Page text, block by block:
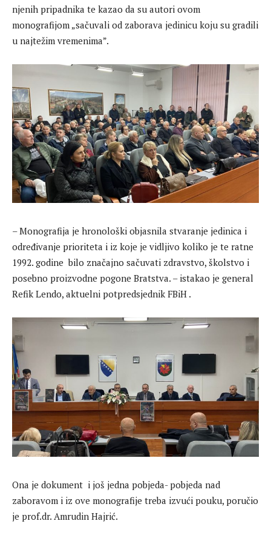
njenih pripadnika te kazao da su autori ovom
monografijom „sačuvali od zaborava jedinicu koju su gradili
u najtežim vremenima”.
– Monografija je hronološki objasnila stvaranje jedinica i
određivanje prioriteta i iz koje je vidljivo koliko je te ratne
1992. godine bilo značajno sačuvati zdravstvo, školstvo i
posebno proizvodne pogone Bratstva. – istakao je general
Refik Lendo, aktuelni potpredsjednik FBiH .
Ona je dokument i još jedna pobjeda- pobjeda nad
zaboravom i iz ove monografije treba izvući pouku, poručio
je prof.dr. Amrudin Hajrić.